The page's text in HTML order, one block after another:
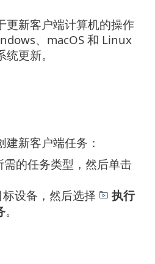
更新客户端计算机的操作
、macOS 和 Linux
更新。
新客户端任务：
需的任务类型，然后单击
设备，然后选择
执行
。